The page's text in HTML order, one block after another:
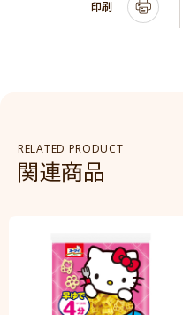
印刷
RELATED PRODUCT
関連商品